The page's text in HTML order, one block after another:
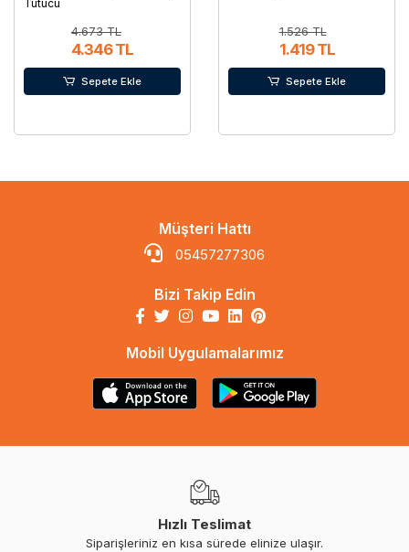
Tutucu
4.673 TL
4.346 TL
Sepete Ekle
1.526 TL
1.419 TL
Sepete Ekle
Müşteri Hattı
05457277306
Bizi Takip Edin
Mobil Uygulamalarımız
Hızlı Teslimat
Siparişleriniz en kısa sürede elinize ulaşır.